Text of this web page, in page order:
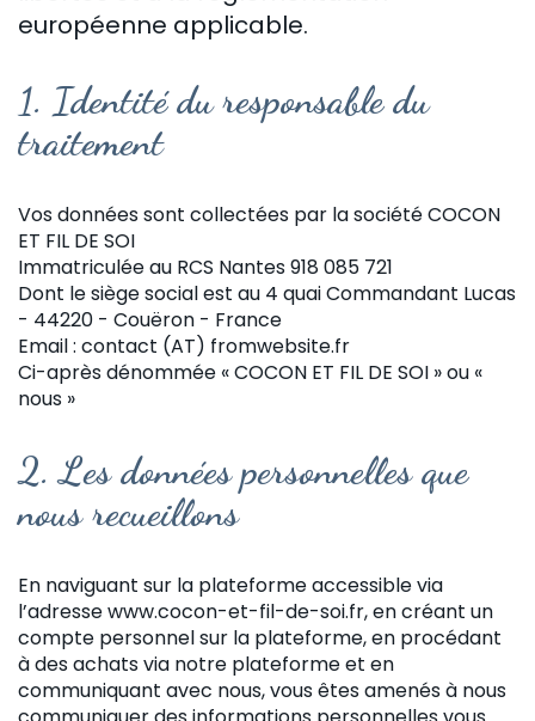
européenne applicable.
1. Identité du responsable du
traitement
Vos données sont collectées par la société COCON
ET FIL DE SOI
Immatriculée au RCS Nantes 918 085 721
Dont le siège social est au 4 quai Commandant Lucas
- 44220 - Couëron - France
Email : contact (AT) fromwebsite.fr
Ci-après dénommée « COCON ET FIL DE SOI » ou «
nous »
2. Les données personnelles que
nous recueillons
En naviguant sur la plateforme accessible via
l’adresse www.cocon-et-fil-de-soi.fr, en créant un
compte personnel sur la plateforme, en procédant
à des achats via notre plateforme et en
communiquant avec nous, vous êtes amenés à nous